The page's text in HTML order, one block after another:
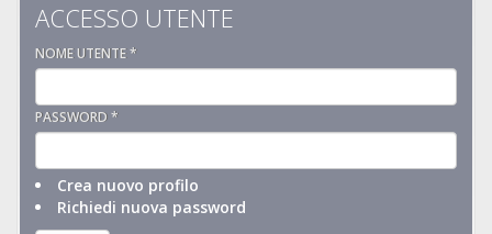
ACCESSO UTENTE
NOME UTENTE*
PASSWORD*
Crea nuovo profilo
Richiedi nuova password